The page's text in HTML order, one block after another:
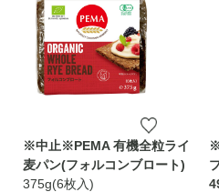
※中止※PEMA 有機全粒ライ
麦パン(フォルコンブロート)
375g(6枚入)